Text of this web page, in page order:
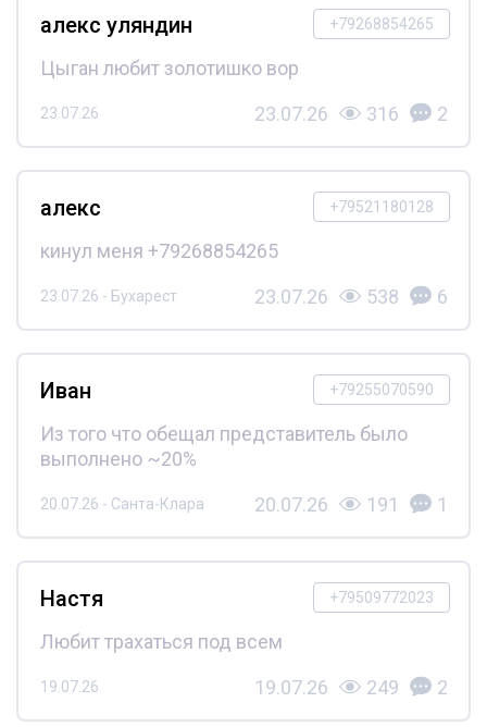
+79268854265
алекс уляндин
Цыган любит золотишко вор
23.07.26 23.07.26 316 2
+79521180128
алекс
кинул меня +79268854265
23.07.26 - Бухарест 23.07.26 538 6
+79255070590
Иван
Из того что обещал представитель было
выполнено ~20%
20.07.26 - Санта-Клара 20.07.26 191 1
+79509772023
Настя
Любит трахаться под всем
19.07.26 19.07.26 249 2